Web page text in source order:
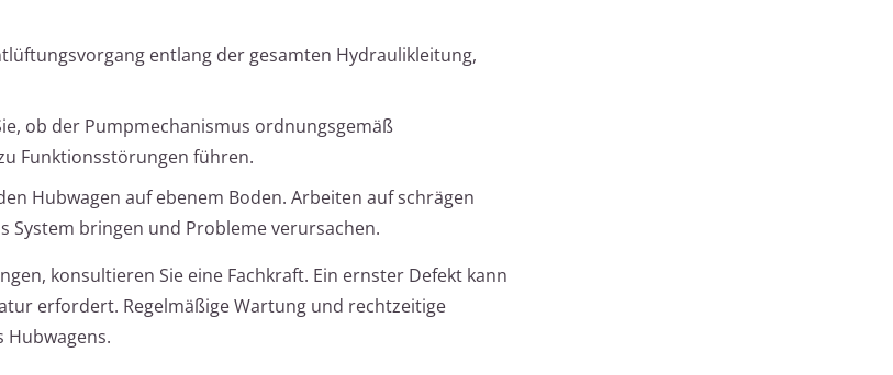
entlang der gesamten Hydraulikleitung,
ob der Pumpmechanismus ordnungsgemäß
Funktionsstörungen führen.
Hubwagen auf ebenem Boden. Arbeiten auf schrägen
System bringen und Probleme verursachen.
konsultieren Sie eine Fachkraft. Ein ernster Defekt kann
erfordert. Regelmäßige Wartung und rechtzeitige
Hubwagens.